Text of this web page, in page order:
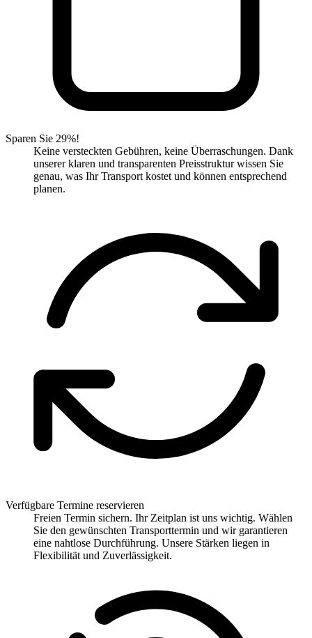
Sparen Sie 29%!
Keine versteckten Gebühren, keine Überraschungen. Dank
unserer klaren und transparenten Preisstruktur wissen Sie
genau, was Ihr Transport kostet und können entsprechend
planen.
Verfügbare Termine reservieren
Freien Termin sichern. Ihr Zeitplan ist uns wichtig. Wählen
Sie den gewünschten Transporttermin und wir garantieren
eine nahtlose Durchführung. Unsere Stärken liegen in
Flexibilität und Zuverlässigkeit.